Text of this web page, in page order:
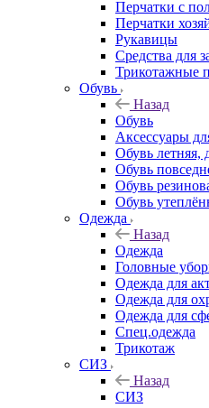
Перчатки с
Перчатки
Рукавицы
Средства для
Трикотажные
Обувь
Назад
Обувь
Аксессуары
Обувь летняя,
Обувь
Обувь
Обувь
Одежда
Назад
Одежда
Головные
Одежда для
Одежда для
Одежда для
Спец.одежда
Трикотаж
СИЗ
Назад
СИЗ